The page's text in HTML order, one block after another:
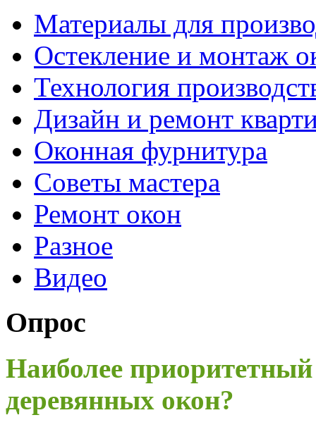
Материалы для
Остекление и монтаж
Технология
Дизайн и ремонт
Оконная фурнитура
Советы мастера
Ремонт окон
Разное
Видео
Опрос
Наиболее
деревянных окон?